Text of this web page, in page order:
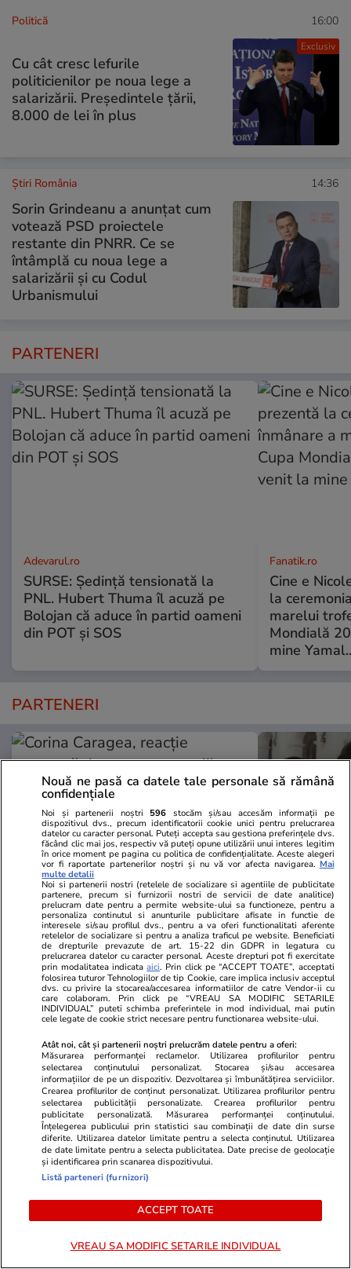
Exclusiv
Politică 16:00
Cu cât cresc lefurile
politicienilor pe noua lege a
salarizării. Președintele țării,
8.000 de lei în plus
Știri România 14:36
Sorin Grindeanu a anunțat cum
votează PSD proiectele
restante din PNRR. Ce se
întâmplă cu noua lege a
salarizării și cu Codul
Urbanismului
PARTENERI
Adevarul.ro
SURSE: Ședință tensionată la
PNL. Hubert Thuma îl acuză pe
Bolojan că aduce în partid oameni
din POT și SOS
Fanatik.ro
Cine e
la
marelui
Mondială
mine
PARTENERI
Elle.ro
Corina Caragea, reacție tranșantă
despre comentariile negative.
Prezentatoarea a dezvăluit că a
fost jignită și amenințată: „Un
lucru cred că e important de spus
clar...”
Unica.ro
Mirabela
flancată de
aflat
de Apel
MONDEN
Cine este Alexandru Burcă,
Nouă ne pasă ca datele tale personale să rămână
confidențiale
Noi și partenerii noștri 596 stocăm și/sau accesăm informații pe
dispozitivul dvs., precum identificatorii cookie unici pentru prelucrarea
datelor cu caracter personal. Puteți accepta sau gestiona preferințele dvs.
făcând clic mai jos, respectiv vă puteți opune utilizării unui interes legitim
în orice moment pe pagina cu politica de confidențialitate. Aceste alegeri
vor fi raportate partenerilor noștri și nu vă vor afecta navigarea. Mai
multe detalii
Noi si partenerii nostri (retelele de socializare si agentiile de publicitate
partenere, precum si furnizorii nostri de servicii de date analitice)
prelucram date pentru a permite website-ului sa functioneze, pentru a
personaliza continutul si anunturile publicitare afisate in functie de
interesele si/sau profilul dvs., pentru a va oferi functionalitati aferente
retelelor de socializare si pentru a analiza traficul pe website. Beneficiati
de drepturile prevazute de art. 15-22 din GDPR in legatura cu
prelucrarea datelor cu caracter personal. Aceste drepturi pot fi exercitate
prin modalitatea indicataaici. Prin click pe “ACCEPT TOATE”, acceptati
folosirea tuturor Tehnologiilor de tip Cookie, care implica inclusiv acceptul
dvs. cu privire la stocarea/accesarea informatiilor de catre Vendor-ii cu
care colaboram. Prin click pe “VREAU SA MODIFIC SETARILE
INDIVIDUAL” puteti schimba preferintele in mod individual, mai putin
cele legate de cookie strict necesare pentru functionarea website-ului.
Atât noi, cât și partenerii noștri prelucrăm datele pentru a oferi:
Măsurarea performanței reclamelor. Utilizarea profilurilor pentru
selectarea conținutului personalizat. Stocarea și/sau accesarea
informațiilor de pe un dispozitiv. Dezvoltarea și îmbunătățirea serviciilor.
Crearea profilurilor de conținut personalizat. Utilizarea profilurilor pentru
selectarea publicității personalizate. Crearea profilurilor pentru
publicitate personalizată. Măsurarea performanței conținutului.
Înțelegerea publicului prin statistici sau combinații de date din surse
diferite. Utilizarea datelor limitate pentru a selecta conținutul. Utilizarea
de date limitate pentru a selecta publicitatea. Date precise de geolocație
și identificarea prin scanarea dispozitivului.
Listă parteneri (furnizori)
ACCEPT TOATE
VREAU SA MODIFIC SETARILE INDIVIDUAL